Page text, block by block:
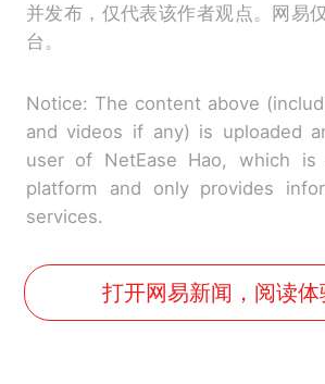
并发布，仅代表该作者观点。网易
台。
Notice: The content above
and videos if any) is uploaded
user of NetEase Hao, which is
platform and only provides
services.
打开网易新闻，阅读体